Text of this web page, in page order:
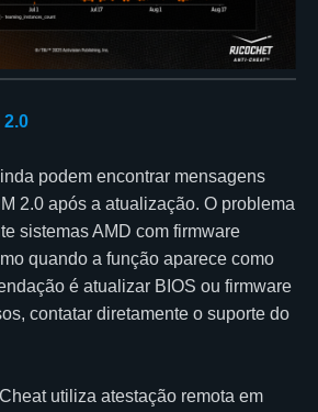
podem encontrar mensagens
2.0 após a atualização. O problema
sistemas AMD com firmware
quando a função aparece como
é atualizar BIOS ou firmware
contatar diretamente o suporte do
utiliza atestação remota em